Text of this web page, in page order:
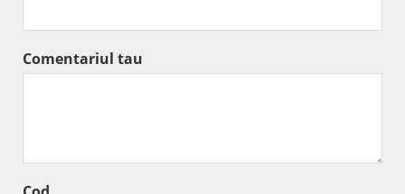
Comentariul tau